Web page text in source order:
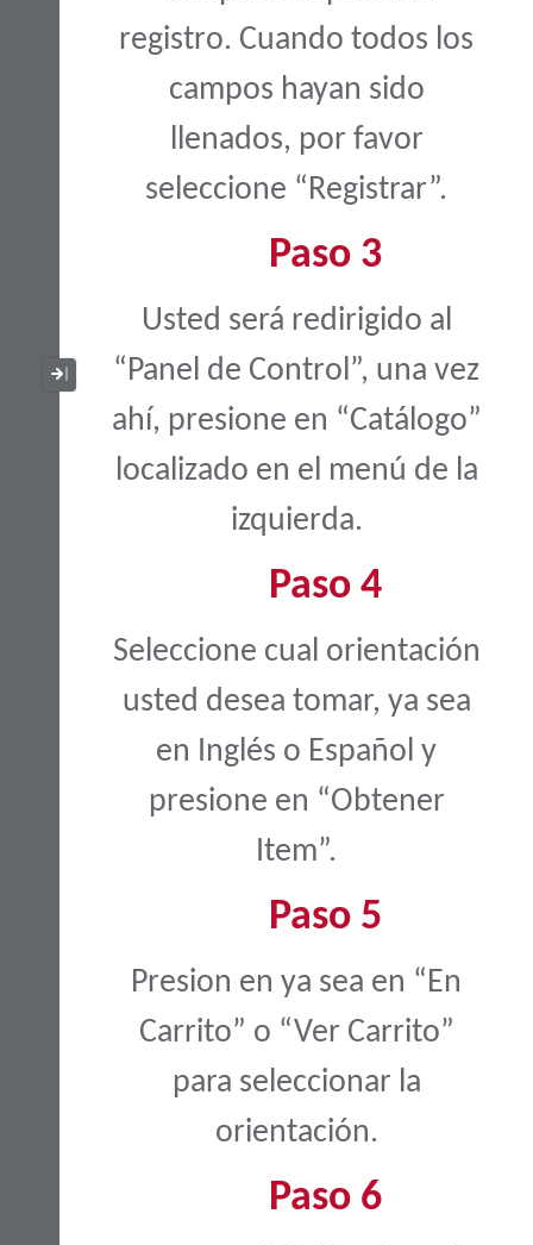
Collapse / Expand Menu
registro. Cuando todos los
campos hayan sido
llenados, por favor
seleccione “Registrar”.
Paso 3
Usted será redirigido al
“Panel de Control”, una vez
ahí, presione en “Catálogo”
localizado en el menú de la
izquierda.
Paso 4
Seleccione cual orientación
usted desea tomar, ya sea
en Inglés o Español y
presione en “Obtener
Item”.
Paso 5
Presion en ya sea en “En
Carrito” o “Ver Carrito”
para seleccionar la
orientación.
Paso 6